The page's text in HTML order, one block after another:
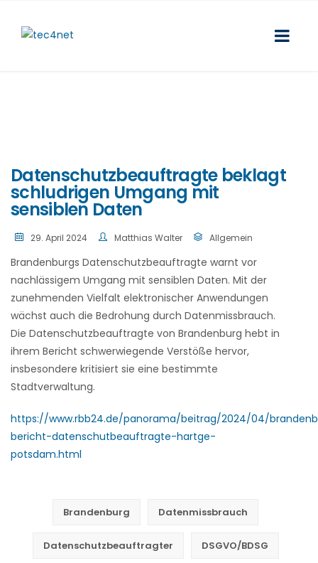
Datenschutzbeauftragte beklagt
schludrigen Umgang mit
sensiblen Daten
29. April 2024 Matthias Walter Allgemein
Brandenburgs Datenschutzbeauftragte warnt vor
nachlässigem Umgang mit sensiblen Daten. Mit der
zunehmenden Vielfalt elektronischer Anwendungen
wächst auch die Bedrohung durch Datenmissbrauch.
Die Datenschutzbeauftragte von Brandenburg hebt in
ihrem Bericht schwerwiegende Verstöße hervor,
insbesondere kritisiert sie eine bestimmte
Stadtverwaltung.
https://www.rbb24.de/panorama/beitrag/2024/04/
bericht-datenschutbeauftragte-hartge-
potsdam.html
Brandenburg Datenmissbrauch
Datenschutzbeauftragter DSGVO/BDSG